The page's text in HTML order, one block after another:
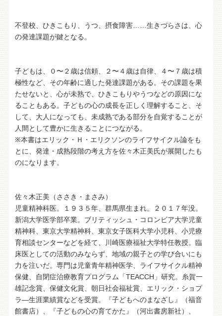
不登校、ひきこもり、うつ、摂食障害……生きづらさは、心
の発達課題が鍵となる。
子どもは、０〜２歳は信頼、２〜４歳は自律、４〜７歳は積
極性など、その年齢に適した発達課題がある。その課題を果
たせないと、心が未熟で、ひきこもりやうつなどの原因にな
ることもある。子どもの心の成長を正しく理解すること、そ
して、大人になっても、未成熟である部分を自覚することが
人間として豊かに生きることにつながる。
※本書はエリック・Ｈ・エリクソンのライフサイクル論をも
とに、発達・成熟段階の考え方を佐々木正美氏が展開したも
のになります。
佐々木正美（ささき・まさみ）
児童精神科医。１９３５年、群馬県生まれ。２０１７年没。
新潟大学医学部卒業。ブリティッシュ・コロンビア大学児童
精神科、東京大学精神科、東京女子医科大学小児科、小児療
育相談センターなどを経て、川崎医療福祉大学特任教授。臨
床医としての活動のみならず、地域の親子との学び合いにも
力を注いだ。専門は児童青年精神医学、ライフサイクル精神
保健、自閉症治療教育プログラム「TEACCH」研究。糸賀一
雄記念賞、保健文化賞、朝日社会福祉賞、エリック・ショプ
ラ―生涯業績賞などを受賞。『子どもへのまなざし』（福音
館書店）、『子どもの心の育てかた』（河出書房新社）、